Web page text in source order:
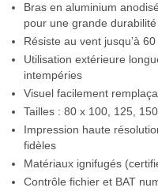
Bras en aluminium
pour une grande durabilité
Résiste au vent jusqu’à
Utilisation extérieure
intempéries
Visuel facilement
Tailles : 80 x 100, 125,
Impression haute
fidèles
Matériaux ignifugés
Contrôle fichier et BAT